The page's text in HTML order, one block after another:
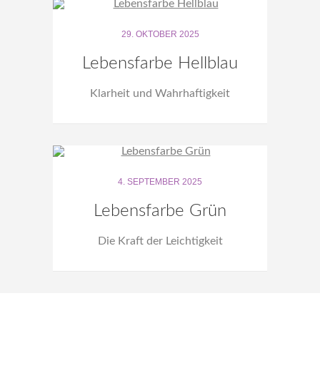
29. OKTOBER 2025
Lebensfarbe Hellblau
Klarheit und Wahrhaftigkeit
4. SEPTEMBER 2025
Lebensfarbe Grün
Die Kraft der Leichtigkeit